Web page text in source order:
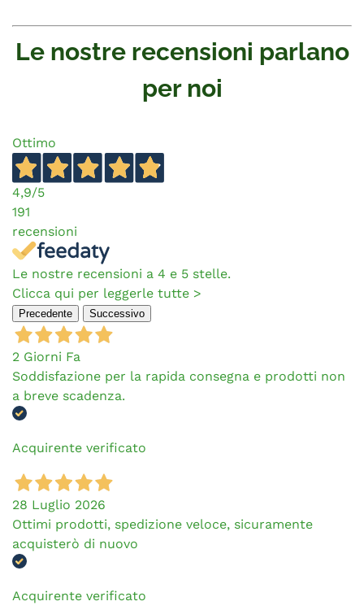
Le nostre recensioni parlano
per noi
Ottimo
4,9/5
191
recensioni
Le nostre recensioni a 4 e 5 stelle.
Clicca qui per leggerle tutte >
Precedente Successivo
2 Giorni Fa
Soddisfazione per la rapida consegna e prodotti non
a breve scadenza.
Acquirente verificato
28 Luglio 2026
Ottimi prodotti, spedizione veloce, sicuramente
acquisterò di nuovo
Acquirente verificato